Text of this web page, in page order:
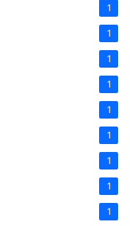
1
1
1
1
1
1
1
1
1